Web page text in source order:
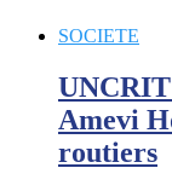
SOCIETE
UNCRIT
Amevi
routiers